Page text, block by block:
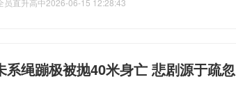
员直升高中2026-06-15 12:28:43
系绳蹦极被抛40米身亡 悲剧源于疏忽